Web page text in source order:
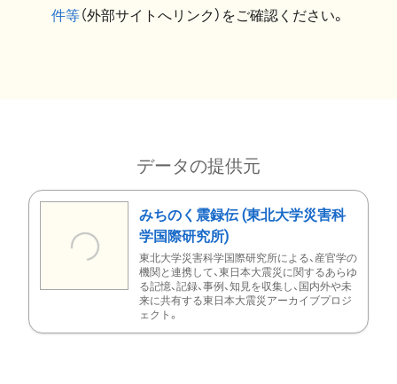
件等（外部サイトへリンク）をご確認ください。
データの提供元
みちのく震録伝 (東北大学災害科
学国際研究所)
東北大学災害科学国際研究所による、産官学の
機関と連携して、東日本大震災に関するあらゆ
る記憶、記録、事例、知見を収集し、国内外や未
来に共有する東日本大震災アーカイブプロジ
ェクト。